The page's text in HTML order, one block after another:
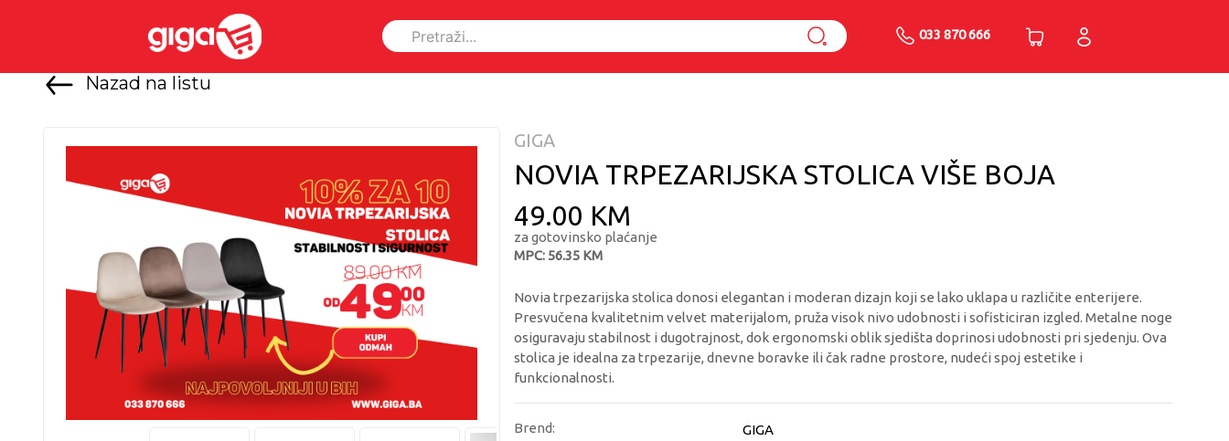
033 870 666
Nazad na listu
GIGA
NOVIA TRPEZARIJSKA STOLICA VIŠE BOJA
49.00 KM
za gotovinsko plaćanje
MPC: 56.35 KM
Novia trpezarijska stolica donosi elegantan i moderan dizajn koji se lako uklapa u različite enterijere.
Presvučena kvalitetnim velvet materijalom, pruža visok nivo udobnosti i sofisticiran izgled. Metalne noge
osiguravaju stabilnost i dugotrajnost, dok ergonomski oblik sjedišta doprinosi udobnosti pri sjedenju. Ova
stolica je idealna za trpezarije, dnevne boravke ili čak radne prostore, nudeći spoj estetike i
funkcionalnosti.
Brend:
GIGA